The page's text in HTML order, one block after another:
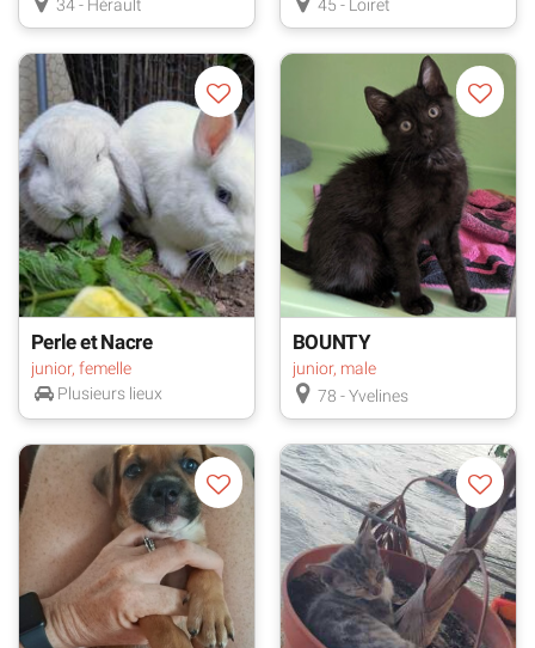
34 - Hérault 45 - Loiret
Perle et Nacre
junior, femelle
Plusieurs lieux
BOUNTY
junior, male
78 - Yvelines